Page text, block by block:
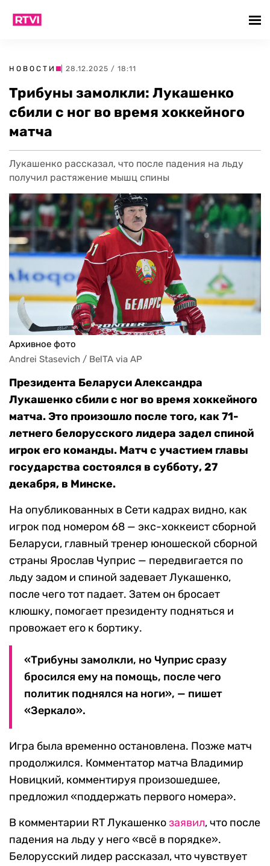
НОВОСТИ | 28.12.2025 / 18:11
Трибуны замолкли: Лукашенко
сбили с ног во время хоккейного
матча
Лукашенко рассказал, что после падения на льду
получил растяжение мышц спины
Архивное фото
Andrei Stasevich / BelTA via AP
Президента Беларуси Александра
Лукашенко сбили с ног во время хоккейного
матча. Это произошло после того, как 71-
летнего белорусского лидера задел спиной
игрок его команды. Матч с участием главы
государства состоялся в субботу, 27
декабря, в Минске.
На опубликованных в Сети кадрах видно, как
игрок под номером 68 — экс-хоккеист сборной
Беларуси, главный тренер юношеской сборной
страны Ярослав Чуприс — передвигается по
льду задом и спиной задевает Лукашенко,
после чего тот падает. Затем он бросает
клюшку, помогает президенту подняться и
провожает его к бортику.
«Трибуны замолкли, но Чуприс сразу
бросился ему на помощь, после чего
политик поднялся на ноги», — пишет
«Зеркало».
Игра была временно остановлена. Позже матч
продолжился. Комментатор матча Владимир
Новицкий, комментируя произошедшее,
предложил «поддержать первого номера».
В комментарии RT Лукашенкозаявил, что после
падения на льду у него «всё в порядке».
Белорусский лидер рассказал, что чувствует